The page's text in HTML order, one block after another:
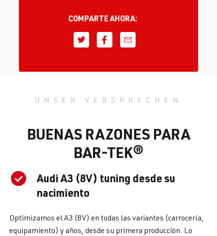
COMPARTE AHORA:
UNSER VERSPRECHEN
BUENAS RAZONES PARA
BAR-TEK®
Audi A3 (8V) tuning desde su
nacimiento
Optimizamos el A3 (8V) en todas las variantes (carrocería,
equipamiento) y años, desde su primera producción. Lo